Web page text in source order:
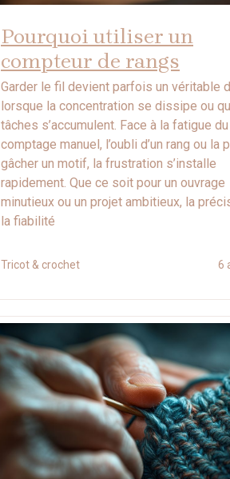
Pourquoi utiliser un
compteur de rangs
Garder le fil devient parfois un véritable
lorsque la concentration se dissipe ou
tâches s’accumulent. Face à la fatigue du
comptage manuel, l’oubli d’un rang ou la
gâcher un motif, la frustration s’installe
rapidement. Que ce soit pour un ouvrage
minutieux ou un projet ambitieux, la
la fiabilité
Tricot & crochet 6